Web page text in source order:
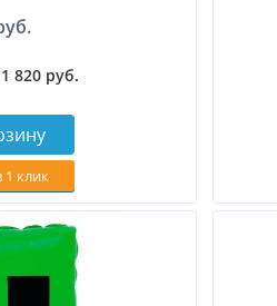
1 820 руб.
1 клик